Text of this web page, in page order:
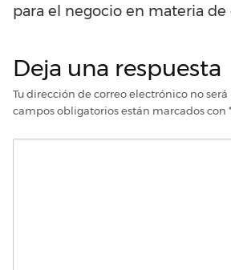
para el negocio en materia de
Deja una respuesta
Tu dirección de correo electrónico no
campos obligatorios están marcados con *